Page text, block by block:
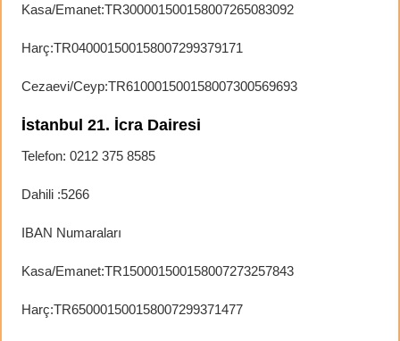
Kasa/Emanet:TR300001500158007265083092
Harç:TR040001500158007299379171
Cezaevi/Ceyp:TR610001500158007300569693
İstanbul 21. İcra Dairesi
Telefon: 0212 375 8585
Dahili :5266
IBAN Numaraları
Kasa/Emanet:TR150001500158007273257843
Harç:TR650001500158007299371477